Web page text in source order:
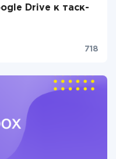
Drive к таск-
718